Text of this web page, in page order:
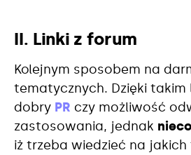
II. Linki z forum
Kolejnym sposobem na
tematycznych. Dzięki
dobry PR czy możliwość
zastosowania, jednak
iż trzeba wiedzieć na